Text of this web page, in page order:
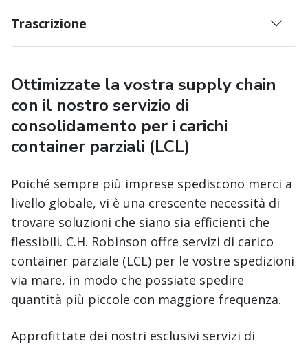
Trascrizione
Ottimizzate la vostra supply chain
con il nostro servizio di
consolidamento per i carichi
container parziali (LCL)
Poiché sempre più imprese spediscono merci a
livello globale, vi è una crescente necessità di
trovare soluzioni che siano sia efficienti che
flessibili. C.H. Robinson offre servizi di carico
container parziale (LCL) per le vostre spedizioni
via mare, in modo che possiate spedire
quantità più piccole con maggiore frequenza.
Approfittate dei nostri esclusivi servizi di